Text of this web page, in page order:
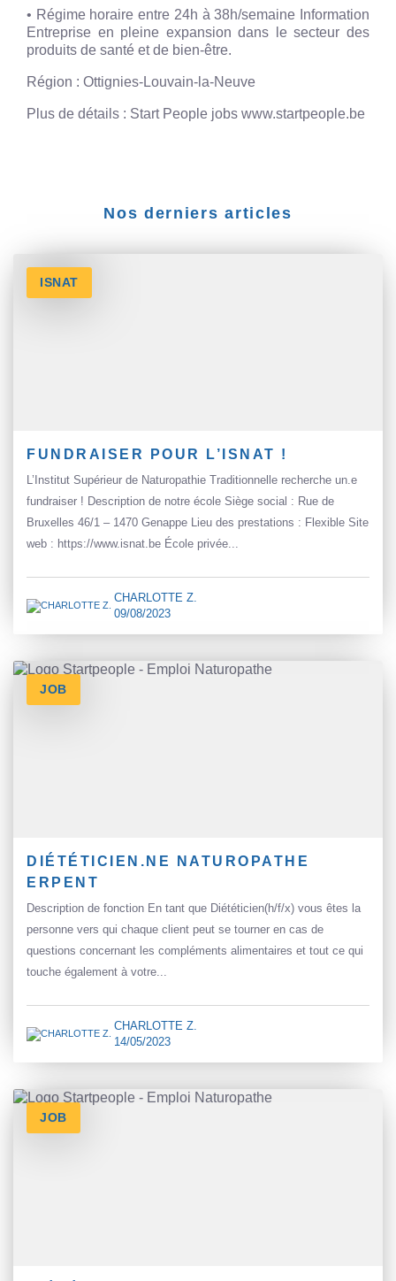
• Régime horaire entre 24h à 38h/semaine Information
Entreprise en pleine expansion dans le secteur des
produits de santé et de bien-être.
Région : Ottignies-Louvain-la-Neuve
Plus de détails : Start People jobs www.startpeople.be
Nos derniers articles
ISNAT
FUNDRAISER POUR L’ISNAT !
L’Institut Supérieur de Naturopathie Traditionnelle recherche un.e
fundraiser ! Description de notre école Siège social : Rue de
Bruxelles 46/1 – 1470 Genappe Lieu des prestations : Flexible Site
web : https://www.isnat.be École privée...
CHARLOTTE Z.
09/08/2023
JOB
DIÉTÉTICIEN.NE NATUROPATHE
ERPENT
Description de fonction En tant que Diététicien(h/f/x) vous êtes la
personne vers qui chaque client peut se tourner en cas de
questions concernant les compléments alimentaires et tout ce qui
touche également à votre...
CHARLOTTE Z.
14/05/2023
JOB